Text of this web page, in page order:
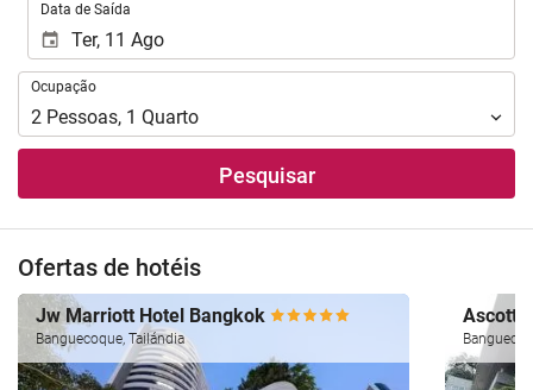
Data de Saída
Ocupação
Ocupação
2 Pessoas, 1 Quarto
Pesquisar
Ofertas de hotéis
Jw Marriott Hotel Bangkok
Banguecoque, Tailándia
Ascott